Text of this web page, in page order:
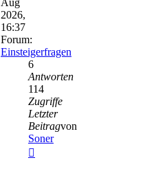
Aug
2026,
16:37
Forum:
Einsteigerfragen
6
Antworten
114
Zugriffe
Letzter
Beitragvon
Soner